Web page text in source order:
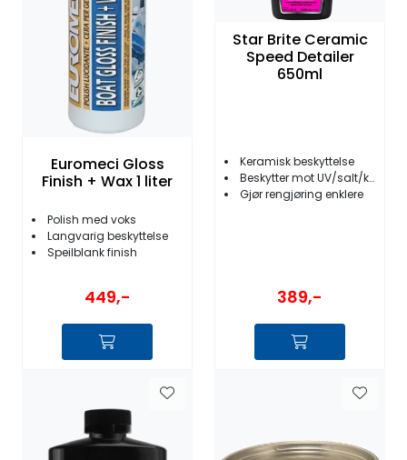
Euromeci Gloss
Finish + Wax 1 liter
Polish med voks
Langvarig beskyttelse
Speilblank finish
449,-
Star Brite Ceramic
Speed Detailer
650ml
Keramisk beskyttelse
Beskytter mot UV/salt/korrosjon/skitt
Gjør rengjøring enklere
389,-